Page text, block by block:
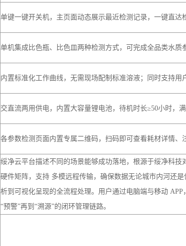
兼顾现场应急检测与实验室精准分析双重使用场景，通用性
操作流畅度大幅提升，设备运行高速稳定，响应无延迟。
支持实时打印、批量打印，可自主选择与编辑打印内容，数
单键一键开关机，主页面动态展示最近检测记录，一键直达
单机集成比色瓶、比色皿两种检测方式，可完成全品类水质